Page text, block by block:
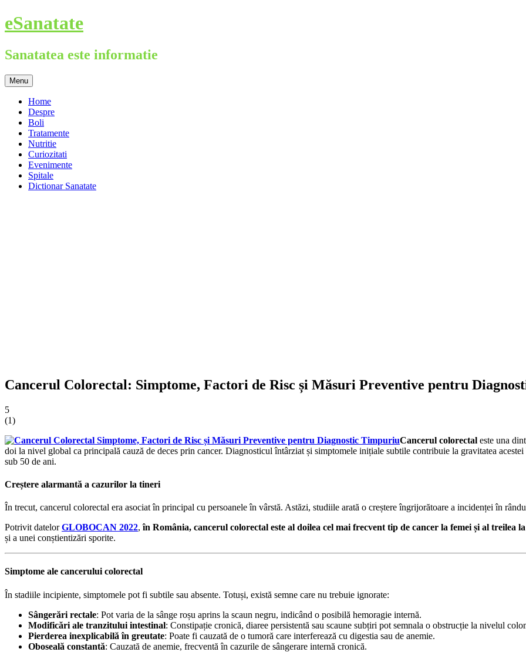
Skip
to
eSanatate
Sanatatea este informatie
Menu
Home
Despre
Boli
Tratamente
Nutritie
Curiozitati
Evenimente
Spitale
Dictionar Sanatate
Cancerul Colorectal: Simptome, Factori de Risc și Măsuri Preventive pentru
5
(1)
Cancerul colorectal este una
doi la nivel global ca principală cauză de deces prin cancer. Diagnosticul întârziat și simptomele inițiale subtile contribuie la gravitatea
sub 50 de ani.
Creștere alarmantă a cazurilor la tineri
În trecut, cancerul colorectal era asociat în principal cu persoanele în vârstă. Astăzi, studiile arată o creștere îngrijorătoare a incidenței în
Potrivit datelorGLOBOCAN 2022,în România, cancerul colorectal este al doilea cel mai frecvent tip de cancer la femei și al treilea
și a unei conștientizări sporite.
Simptome ale cancerului colorectal
În stadiile incipiente, simptomele pot fi subtile sau absente. Totuși, există semne care nu trebuie ignorate:
Sângerări rectale: Pot varia de la sânge roșu aprins la scaun negru, indicând o posibilă hemoragie internă.
Modificări ale tranzitului intestinal: Constipație cronică, diaree persistentă sau scaune subțiri pot semnala o obstrucție la nivelul
Pierderea inexplicabilă în greutate: Poate fi cauzată de o tumoră care interferează cu digestia sau de anemie.
Oboseală constantă: Cauzată de anemie, frecventă în cazurile de sângerare internă cronică.